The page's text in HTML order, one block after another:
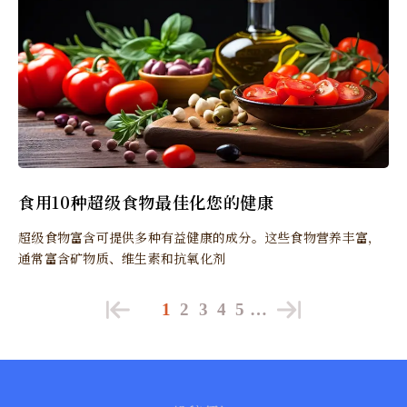
食用10种超级食物最佳化您的健康
超级食物富含可提供多种有益健康的成分。这些食物营养丰富，
通常富含矿物质、维生素和抗氧化剂
1 2 3 4 5 …